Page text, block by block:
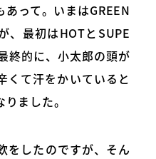
って。いまはGREEN
、最初はHOTとSUPE
終的に、小太郎の頭が
くて汗をかいていると
ました。
をしたのですが、そん